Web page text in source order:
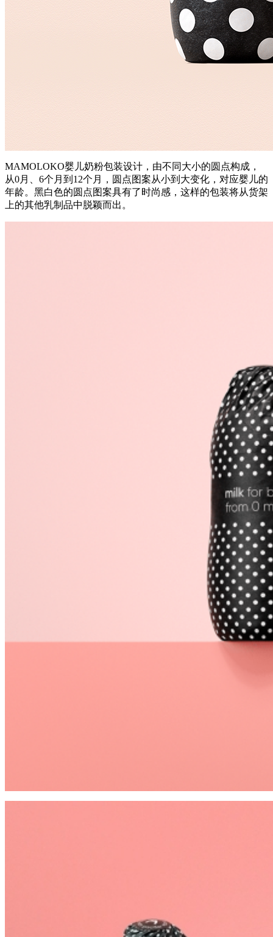
MAMOLOKO婴儿奶粉包装设计，由不同大小的圆点构成，
从0月、6个月到12个月，圆点图案从小到大变化，对应婴儿的
年龄。黑白色的圆点图案具有了时尚感，这样的包装将从货架
上的其他乳制品中脱颖而出。